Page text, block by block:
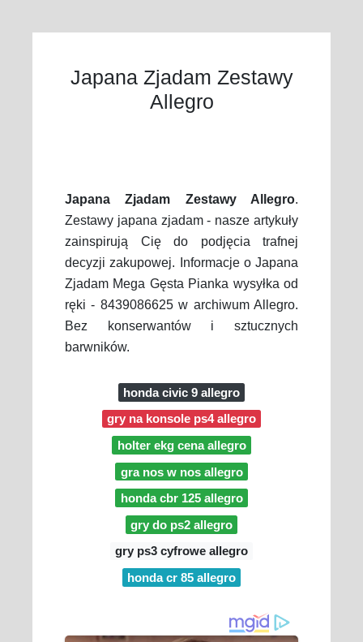
Japana Zjadam Zestawy
Allegro
Japana Zjadam Zestawy Allegro.
Zestawy japana zjadam - nasze artykuły
zainspirują Cię do podjęcia trafnej
decyzji zakupowej. Informacje o Japana
Zjadam Mega Gęsta Pianka wysyłka od
ręki - 8439086625 w archiwum Allegro.
Bez konserwantów i sztucznych
barwników.
honda civic 9 allegro
gry na konsole ps4 allegro
holter ekg cena allegro
gra nos w nos allegro
honda cbr 125 allegro
gry do ps2 allegro
gry ps3 cyfrowe allegro
honda cr 85 allegro